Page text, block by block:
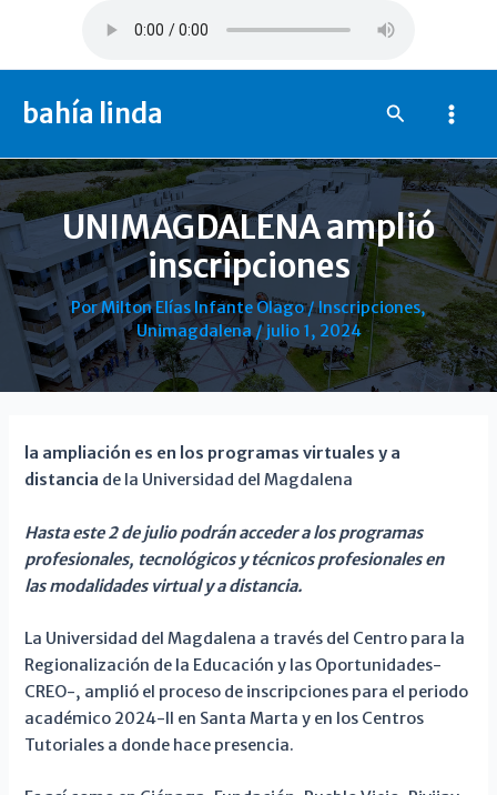
contenido
bahía linda Buscar
Main
UNIMAGDALENA amplió
inscripciones
PorMilton Elías Infante Olago/Inscripciones,
Unimagdalena/julio 1, 2024
la ampliación es en los programas virtuales y a
distancia de la Universidad del Magdalena
Hasta este 2 de julio podrán acceder a los programas
profesionales, tecnológicos y técnicos profesionales en
las modalidades virtual y a distancia.
La Universidad del Magdalena a través del Centro para la
Regionalización de la Educación y las Oportunidades-
CREO-, amplió el proceso de inscripciones para el periodo
académico 2024-II en Santa Marta y en los Centros
Tutoriales a donde hace presencia.